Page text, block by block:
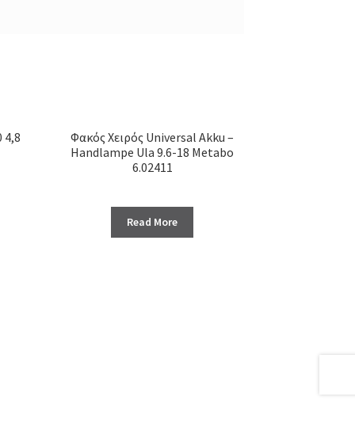
4,8
Φακός Χειρός Universal Akku –
Handlampe Ula 9.6-18 Metabo
6.02411
Read More